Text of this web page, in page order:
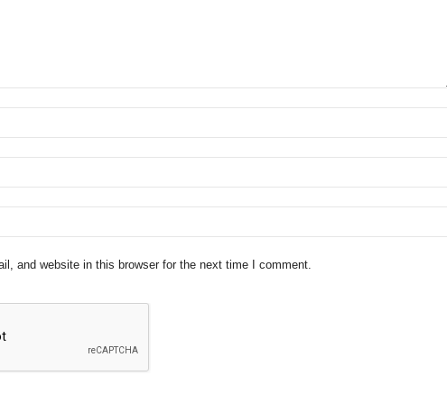
and website in this browser for the next time I comment.